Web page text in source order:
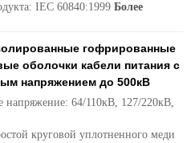
IEC 60840:1999 Более
гофрированные
оболочки кабели питания с
напряжением до 500кВ
напряжение: 64/110кВ, 127/220кВ,
круговой уплотненного меди